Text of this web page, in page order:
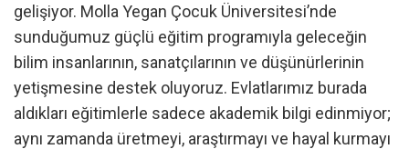
gelişiyor. Molla Yegan Çocuk Üniversitesi’nde
sunduğumuz güçlü eğitim programıyla geleceğin
bilim insanlarının, sanatçılarının ve düşünürlerinin
yetişmesine destek oluyoruz. Evlatlarımız burada
aldıkları eğitimlerle sadece akademik bilgi edinmiyor;
aynı zamanda üretmeyi, araştırmayı ve hayal kurmayı